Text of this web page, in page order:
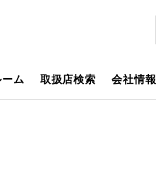
ム 取扱店検索 会社情報